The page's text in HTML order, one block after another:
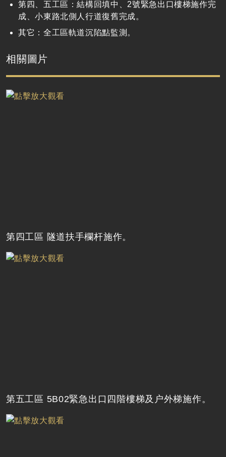
第四、五工區：結構回填中、2號緊急出口樓梯施作完
成、小東路北側人行道復舊完成。
其它：全工區軌道沉陷點監測。
相關圖片
第四工區 隧道扶手欄杆施作。
第五工區 5B02緊急出口四階樓梯及户外梯施作。